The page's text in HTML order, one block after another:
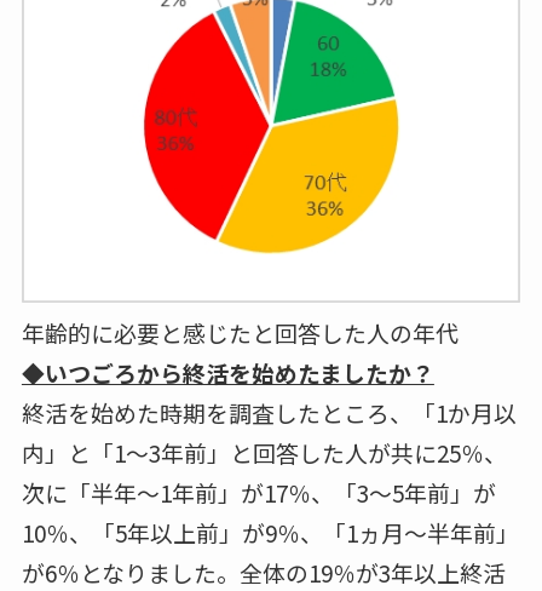
年齢的に必要と感じたと回答した人の年代
◆いつごろから終活を始めたましたか？
終活を始めた時期を調査したところ、「1か月以
内」と「1～3年前」と回答した人が共に25％、
次に「半年～1年前」が17％、「3～5年前」が
10％、「5年以上前」が9％、「1ヵ月～半年前」
が6％となりました。全体の19％が3年以上終活